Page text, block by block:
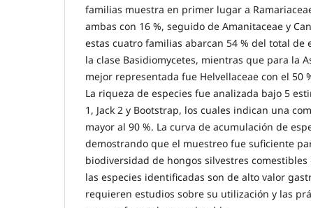
familias muestra en primer lugar a
ambas con 16 %, seguido de Amanitaceae y
estas cuatro familias abarcan 54 % del total de
la clase Basidiomycetes, mientras que para la
mejor representada fue Helvellaceae con el 50
La riqueza de especies fue analizada bajo 5
1, Jack 2 y Bootstrap, los cuales indican una
mayor al 90 %. La curva de acumulación de
demostrando que el muestreo fue suficiente
biodiversidad de hongos silvestres comestibles
las especies identificadas son de alto valor
requieren estudios sobre su utilización y las